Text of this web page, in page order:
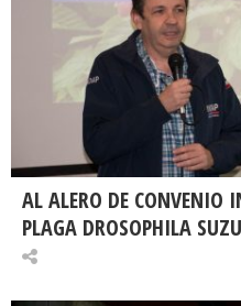
AL ALERO DE CONVENIO
PLAGA DROSOPHILA